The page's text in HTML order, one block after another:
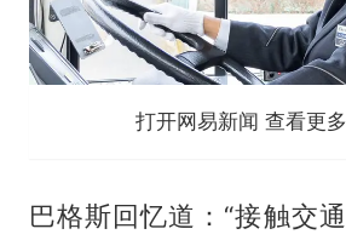
打开网易新闻 查看更
巴格斯回忆道：“接触交